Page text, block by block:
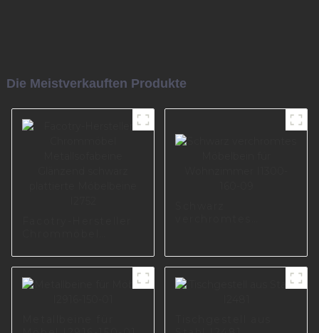
Die Meistverkauften Produkte
Glänzend schwarz
Möbelbeine I2752
I1300-160-09